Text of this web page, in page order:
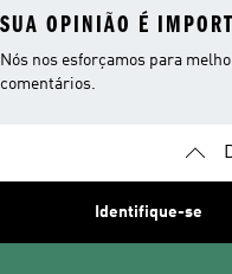
SUA OPINIÃO É
Nós nos esforçamos para
comentários.
Identifique-se